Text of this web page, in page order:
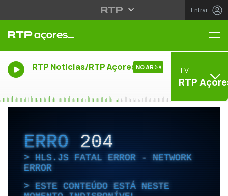
Entrar
RTP Noticias/RTP Açores NO AR TV
RTP
ERRO204
HLS.JS FATAL ERROR - NETWORK
ERROR
ESTE CONTEÚDO ESTÁ NESTE